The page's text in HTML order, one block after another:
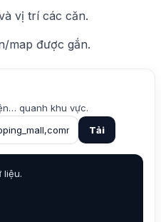
vị trí các căn.
map được gắn.
quanh khu vực.
Tải
liệu.